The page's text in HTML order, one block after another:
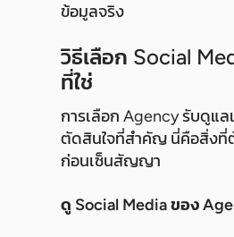
ข้อมูลจริง
วิธีเลือก Social
ที่ใช่
การเลือก Agency รับดูแล
ตัดสินใจที่สำคัญ นี่คือสิ่งที่
ก่อนเซ็นสัญญา
ดู Social Media ของ